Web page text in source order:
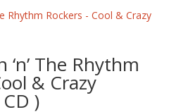
‘n’ The Rhythm
& Crazy
)